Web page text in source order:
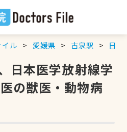
ル 愛媛県 古泉駅 日本
日本医学放射線学
の獣医・動物病